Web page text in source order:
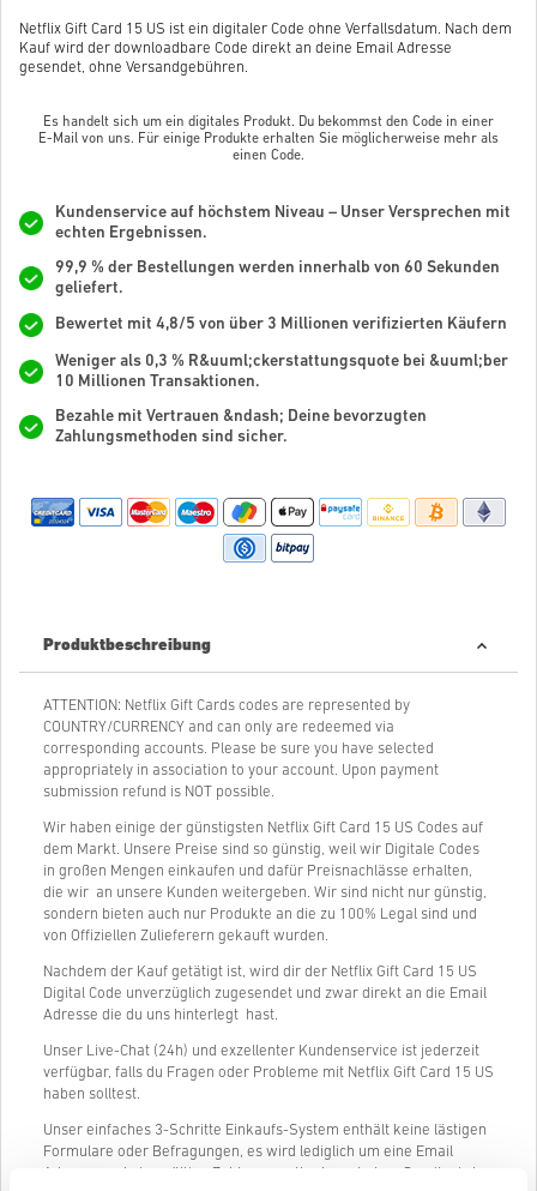
Netflix Gift Card 15 US ist ein digitaler Code ohne Verfallsdatum. Nach dem
Kauf wird der downloadbare Code direkt an deine Email Adresse
gesendet, ohne Versandgebühren.
Es handelt sich um ein digitales Produkt. Du bekommst den Code in einer
E-Mail von uns. Für einige Produkte erhalten Sie möglicherweise mehr als
einen Code.
Kundenservice auf höchstem Niveau – Unser Versprechen mit
echten Ergebnissen.
99,9 % der Bestellungen werden innerhalb von 60 Sekunden
geliefert.
Bewertet mit 4,8/5 von über 3 Millionen verifizierten Käufern
Weniger als 0,3 % R&uuml;ckerstattungsquote bei &uuml;ber
10 Millionen Transaktionen.
Bezahle mit Vertrauen &ndash; Deine bevorzugten
Zahlungsmethoden sind sicher.
Produktbeschreibung
ATTENTION: Netflix Gift Cards codes are represented by
COUNTRY/CURRENCY and can only are redeemed via
corresponding accounts. Please be sure you have selected
appropriately in association to your account. Upon payment
submission refund is NOT possible.
Wir haben einige der günstigsten Netflix Gift Card 15 US Codes auf
dem Markt. Unsere Preise sind so günstig, weil wir Digitale Codes
in großen Mengen einkaufen und dafür Preisnachlässe erhalten,
die wir an unsere Kunden weitergeben. Wir sind nicht nur günstig,
sondern bieten auch nur Produkte an die zu 100% Legal sind und
von Offiziellen Zulieferern gekauft wurden.
Nachdem der Kauf getätigt ist, wird dir der Netflix Gift Card 15 US
Digital Code unverzüglich zugesendet und zwar direkt an die Email
Adresse die du uns hinterlegt hast.
Unser Live-Chat (24h) und exzellenter Kundenservice ist jederzeit
verfügbar, falls du Fragen oder Probleme mit Netflix Gift Card 15 US
haben solltest.
Unser einfaches 3-Schritte Einkaufs-System enthält keine lästigen
Formulare oder Befragungen, es wird lediglich um eine Email
Adresse und eine gültige Zahlungsmethode gebeten. Somit wird